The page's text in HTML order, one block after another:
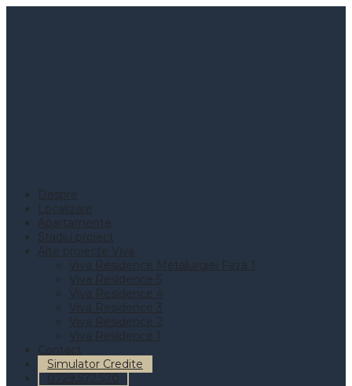
Despre
Localizare
Apartamente
Stadiu proiect
Alte proiecte Viva
Viva Residence Metalurgiei Faza 1
Viva Residence 5
Viva Residence 4
Viva Residence 3
Viva Residence 2
Viva Residence 1
Contact
Simulator Credite
0729.572.570